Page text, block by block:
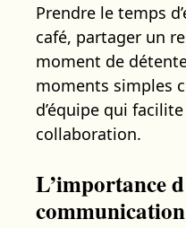
Prendre le temps
café, partager un
moment de
moments simples
d’équipe qui
collaboration.
L’importance
communication